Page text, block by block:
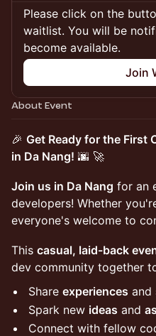
Please click on the
waitlist. You will be
become available.
Join
About Event
🎉 Get Ready for the First
in Da Nang! 🌆 🚀
Join us in Da Nang for an
developers! Whether
everyone's welcome to
This casual, laid-back
dev community together
Share experiences and
Spark new ideas and
Connect with fellow